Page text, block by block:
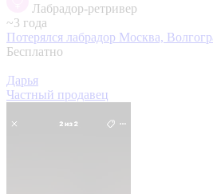
Лабрадор-ретривер
~3 года
Потерялся лабрадор Москва,
Бесплатно
Дарья
Частный продавец